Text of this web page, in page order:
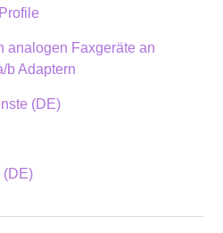
analogen Faxgeräte an
b Adaptern
(DE)
(DE)